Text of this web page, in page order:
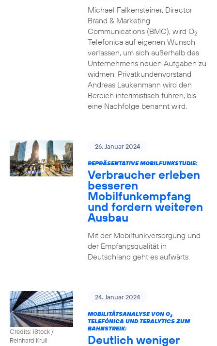
Michael Falkensteiner, Director
Brand & Marketing
Communications (BMC), wird O2
Telefonica auf eigenen Wunsch
verlassen, um sich außerhalb des
Unternehmens neuen Aufgaben zu
widmen. Privatkundenvorstand
Andreas Laukenmann wird den
Bereich interimistisch führen, bis
eine Nachfolge benannt wird.
26. Januar 2024
REPRÄSENTATIVE MOBILFUNKSTUDIE:
Verbraucher erleben
besseren
Mobilfunkempfang
und fordern weiteren
Ausbau
Mit der Mobilfunkversorgung und
der Empfangsqualität in
Deutschland geht es aufwärts.
Credits: iStock /
Reinhard Krull
24. Januar 2024
MOBILITÄTSANALYSE VON O2
TELEFÓNICA UND TERALYTICS ZUM
BAHNSTREIK:
Deutlich weniger